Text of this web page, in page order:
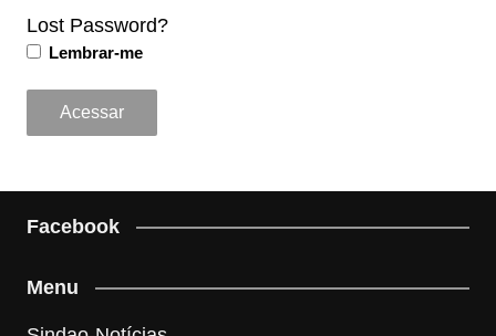
Lost Password?
Lembrar-me
Facebook
Menu